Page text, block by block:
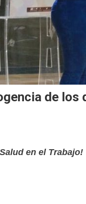
de los
en el Trabajo!